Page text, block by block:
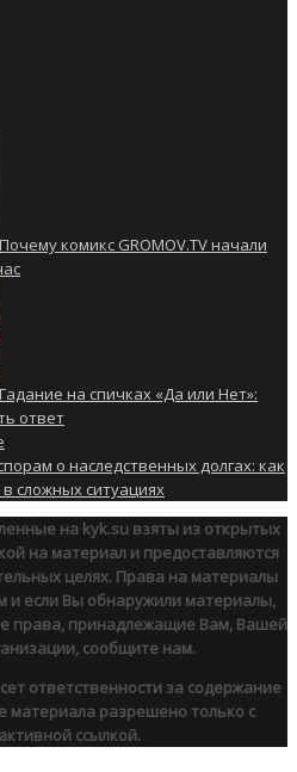
Почему комикс GROMOV.TV начали
Гадание на спичках «Да или Нет»:
ответ
о наследственных долгах: как
сложных ситуациях
на kyk.su взяты из открытых
на материал и предоставляются
целях. Права на материалы
и если Вы обнаружили материалы,
права, принадлежащие Вам, Вашей
сообщите нам.
ответственности за содержание
материала разрешено только с
ссылкой.